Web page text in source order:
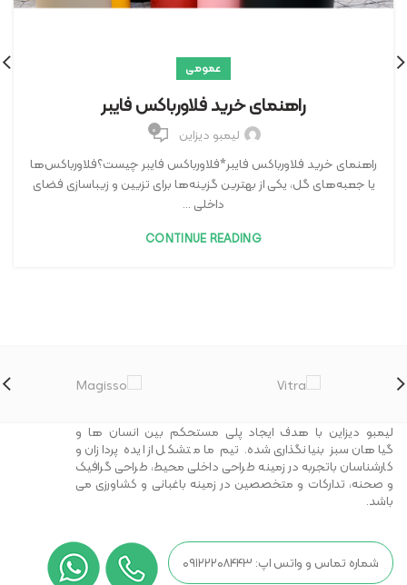
عمومی
راهنمای خرید فلاورباکس فایبر
لیمبو دیزاین ۰
راهنمای خرید فلاورباکس فایبر*فلاورباکس فایبر چیست؟فلاورباکس‌ها
یا جعبه‌های گل، یکی از بهترین گزینه‌ها برای تزیین و زیباسازی فضای
داخلی ...
CONTINUE READING
لیمبو دیزاین با هدف ایجاد پلی مستحکم بین انسان ها و
گیاهان سبز بنیانگذاری شده. تیم ما متشکل از ایده پردازان و
کارشناسان باتجربه در زمینه طراحی داخلی محیط، طراحی گرافیک
و صحنه، تدارکات و متخصصین در زمینه باغبانی و کشاورزی می
باشد.
شماره تماس و واتس اپ: ۰۹۱۲۲۲۰۸۴۴۳